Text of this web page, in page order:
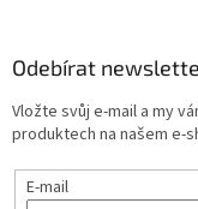
Odebírat
Vložte svůj e-mail a my
produktech na našem e-
E-mail